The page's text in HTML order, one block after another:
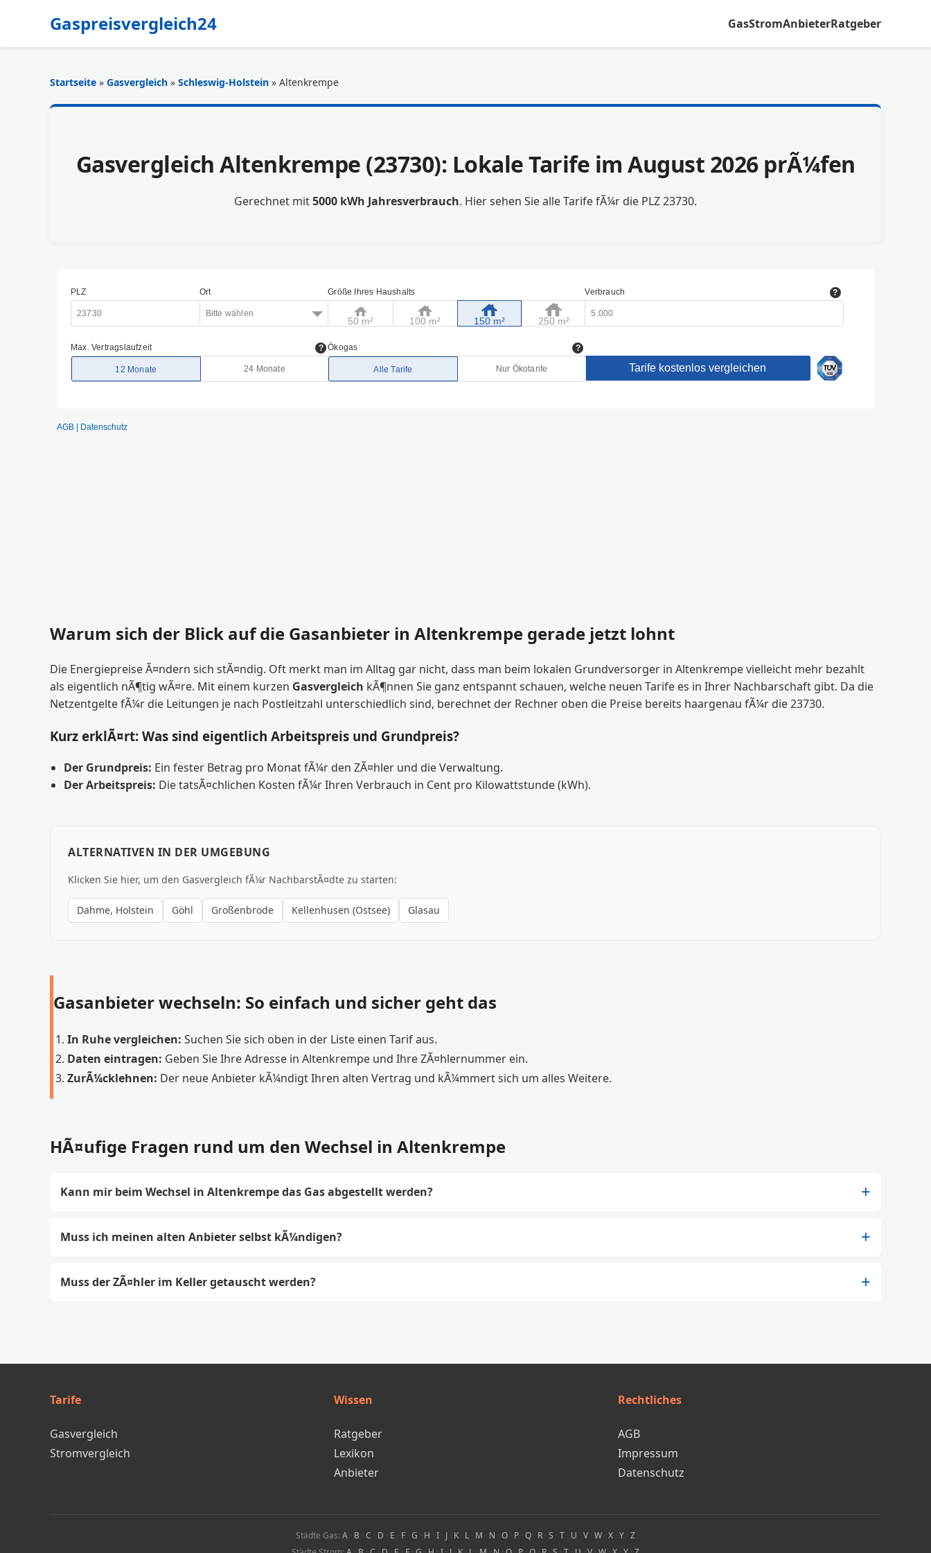
Gaspreisvergleich24 GasStromAnbieterRatgeber
Startseite » Gasvergleich » Schleswig-Holstein » Altenkrempe
Gasvergleich Altenkrempe (23730): Lokale Tarife im August 2026 prÃ¼fen
Gerechnet mit5000 kWh Jahresverbrauch. Hier sehen Sie alle Tarife fÃ¼r die PLZ 23730.
Warum sich der Blick auf die Gasanbieter in Altenkrempe gerade jetzt lohnt
Die Energiepreise Ã¤ndern sich stÃ¤ndig. Oft merkt man im Alltag gar nicht, dass man beim lokalen Grundversorger in Altenkrempe vielleicht mehr bezahlt
als eigentlich nÃ¶tig wÃ¤re. Mit einem kurzen Gasvergleich kÃ¶nnen Sie ganz entspannt schauen, welche neuen Tarife es in Ihrer Nachbarschaft gibt. Da die
Netzentgelte fÃ¼r die Leitungen je nach Postleitzahl unterschiedlich sind, berechnet der Rechner oben die Preise bereits haargenau fÃ¼r die 23730.
Kurz erklÃ¤rt: Was sind eigentlich Arbeitspreis und Grundpreis?
Der Grundpreis: Ein fester Betrag pro Monat fÃ¼r den ZÃ¤hler und die Verwaltung.
Der Arbeitspreis: Die tatsÃ¤chlichen Kosten fÃ¼r Ihren Verbrauch in Cent pro Kilowattstunde (kWh).
ALTERNATIVEN IN DER UMGEBUNG
Klicken Sie hier, um den Gasvergleich fÃ¼r NachbarstÃ¤dte zu starten:
Dahme, Holstein Göhl Großenbrode Kellenhusen (Ostsee) Glasau
Gasanbieter wechseln: So einfach und sicher geht das
In Ruhe vergleichen: Suchen Sie sich oben in der Liste einen Tarif aus.
Daten eintragen: Geben Sie Ihre Adresse in Altenkrempe und Ihre ZÃ¤hlernummer ein.
ZurÃ¼cklehnen: Der neue Anbieter kÃ¼ndigt Ihren alten Vertrag und kÃ¼mmert sich um alles Weitere.
HÃ¤ufige Fragen rund um den Wechsel in Altenkrempe
Kann mir beim Wechsel in Altenkrempe das Gas abgestellt werden?
Muss ich meinen alten Anbieter selbst kÃ¼ndigen?
Muss der ZÃ¤hler im Keller getauscht werden?
Tarife
Gasvergleich
Stromvergleich
Wissen
Ratgeber
Lexikon
Anbieter
Rechtliches
AGB
Impressum
Datenschutz
Städte Gas: A · B · C · D · E · F · G · H · I · J · K · L · M · N · O · P · Q · R · S · T · U · V · W · X · Y · Z